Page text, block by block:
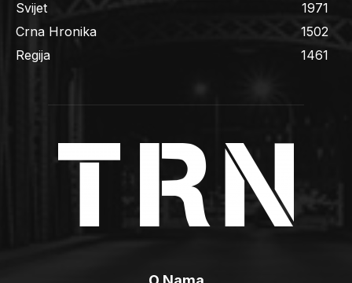
Svijet
1971
Crna Hronika
1502
Regija
1461